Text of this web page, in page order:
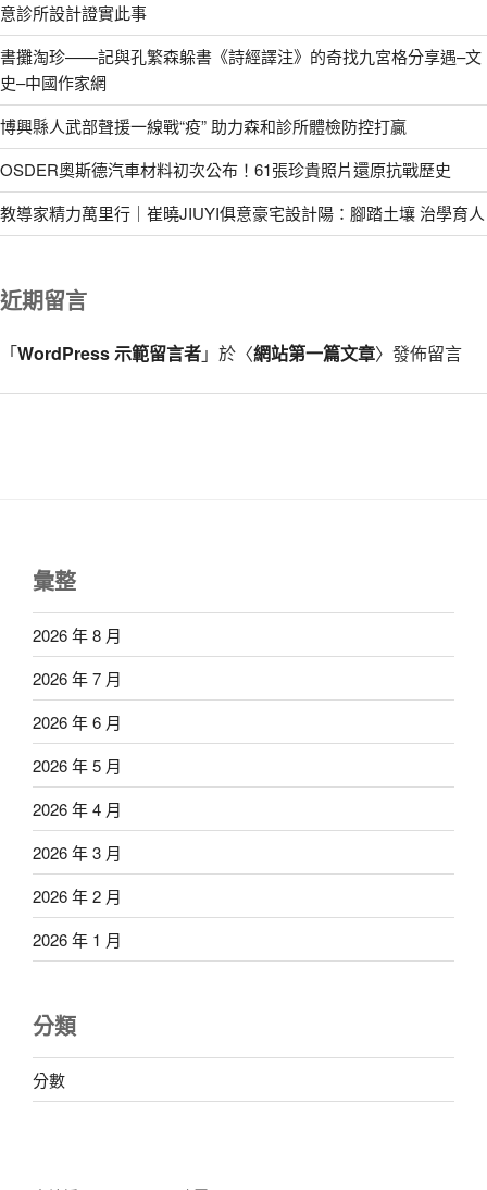
意診所設計證實此事
書攤淘珍——記與孔繁森躲書《詩經譯注》的奇找九宮格分享遇–文
史–中國作家網
博興縣人武部聲援一線戰“疫” 助力森和診所體檢防控打贏
OSDER奧斯德汽車材料初次公布！61張珍貴照片還原抗戰歷史
教導家精力萬里行｜崔曉JIUYI俱意豪宅設計陽：腳踏土壤 治學育人
近期留言
「WordPress 示範留言者」於〈網站第一篇文章〉發佈留言
彙整
2026 年 8 月
2026 年 7 月
2026 年 6 月
2026 年 5 月
2026 年 4 月
2026 年 3 月
2026 年 2 月
2026 年 1 月
分類
分數